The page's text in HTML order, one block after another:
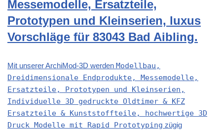
Messemodelle, Ersatzteile,
Prototypen und Kleinserien, luxus
Vorschläge für 83043 Bad Aibling.
Mit unserer ArchiMod-3D werden Modellbau,
Dreidimensionale Endprodukte, Messemodelle,
Ersatzteile, Prototypen und Kleinserien,
Individuelle 3D gedruckte Oldtimer & KFZ
Ersatzteile & Kunststoffteile, hochwertige 3D
Druck Modelle mit Rapid Prototyping zügig